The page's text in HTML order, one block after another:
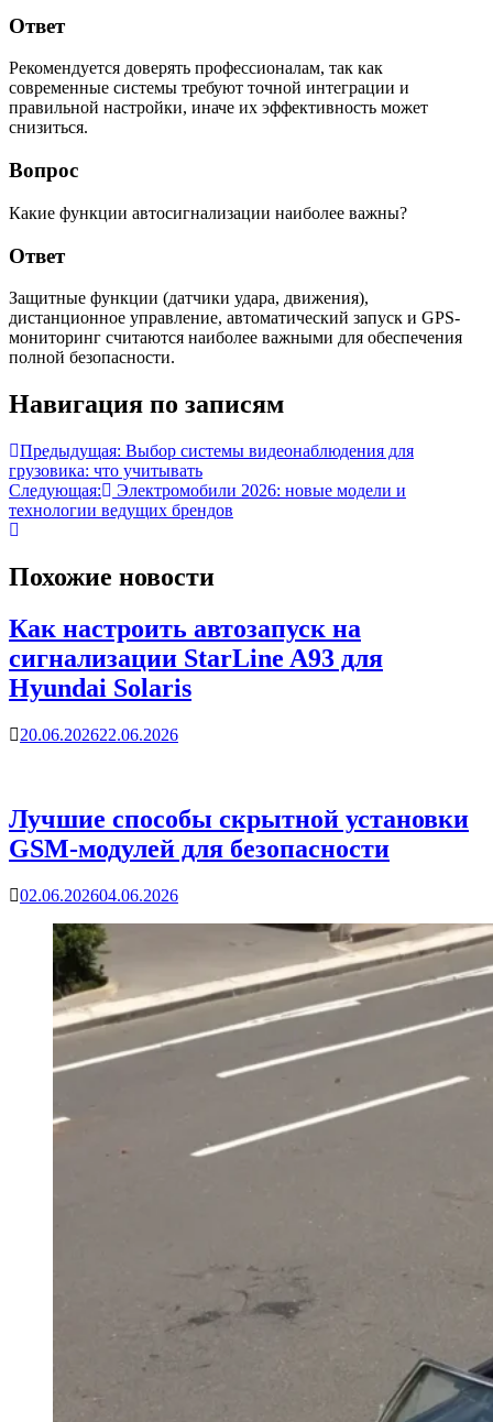
Ответ
Рекомендуется доверять профессионалам, так как
современные системы требуют точной интеграции и
правильной настройки, иначе их эффективность может
снизиться.
Вопрос
Какие функции автосигнализации наиболее важны?
Ответ
Защитные функции (датчики удара, движения),
дистанционное управление, автоматический запуск и GPS-
мониторинг считаются наиболее важными для обеспечения
полной безопасности.
Навигация по записям
Предыдущая: Выбор системы видеонаблюдения для
грузовика: что учитывать
Следующая:
Электромобили 2026: новые модели и
технологии ведущих брендов
Похожие новости
Как настроить автозапуск на
сигнализации StarLine A93 для
Hyundai Solaris
20.06.202622.06.2026
Лучшие способы скрытной установки
GSM-модулей для безопасности
02.06.202604.06.2026